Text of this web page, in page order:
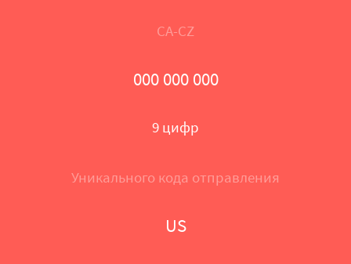
CA-CZ
000 000 000
9 цифр
Уникального кода отправления
US